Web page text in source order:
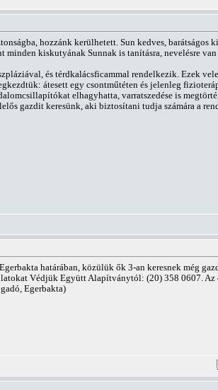
hozzánk kerülhetett. Sun kedves, barátságos
kiskutyának Sunnak is tanításra, nevelésre
és térdkalácsficammal rendelkezik. Ezek
átesett egy csontműtéten és jelenleg
elhagyhatta, varratszedése is
gazdit keresünk, aki biztosítani tudja számára a
határában, közülük ők 3-an keresnek még
Védjük Együtt Alapítványtól: (20) 358 0607. Az
Egerbakta)